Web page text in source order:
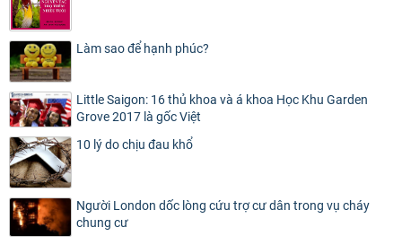
Làm sao để hạnh phúc?
Little Saigon: 16 thủ khoa và á khoa Học Khu Garden
Grove 2017 là gốc Việt
10 lý do chịu đau khổ
Người London dốc lòng cứu trợ cư dân trong vụ cháy
chung cư